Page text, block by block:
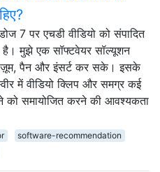
7 पर एचडी वीडियो को संपादित
मुझे एक सॉफ्टवेयर सॉल्यूशन
ज़ूम, पैन और इंसर्ट कर सके। इसके
में वीडियो क्लिप और समग्र कई
को समायोजित करने की आवश्यकता
software-recommendation